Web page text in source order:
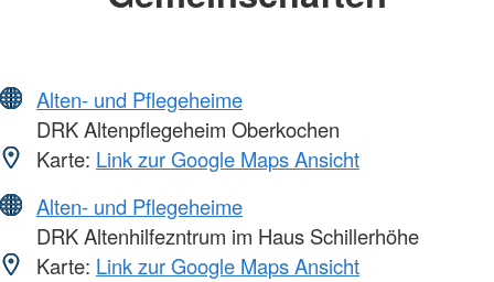
Alten- und Pflegeheime
DRK Altenpflegeheim Oberkochen
Karte: Link zur Google Maps Ansicht
Alten- und Pflegeheime
DRK Altenhilfezntrum im Haus Schillerhöhe
Karte: Link zur Google Maps Ansicht